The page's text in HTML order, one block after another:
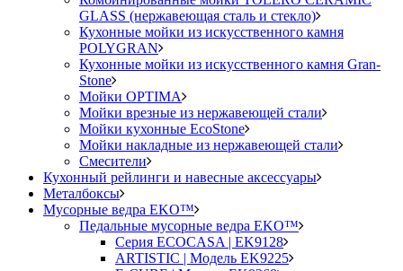
GLASS (нержавеющая сталь и стекло)
Кухонные мойки из искусственного камня
POLYGRAN
Кухонные мойки из искусственного камня Gran-
Stone
Мойки OPTIMA
Мойки врезные из нержавеющей стали
Мойки кухонные EcoStone
Мойки накладные из нержавеющей стали
Смесители
Кухонный рейлинги и навесные аксессуары
Металбоксы
Мусорные ведра EKO™
Педальные мусорные ведра EKO™
Серия ECOCASA | EK9128
ARTISTIC | Модель EK9225